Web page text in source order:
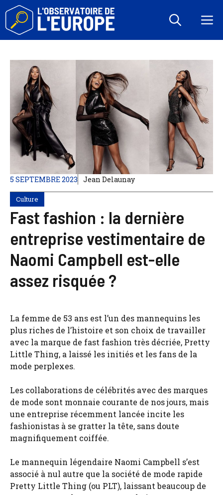
Aller
contenu
5 SEPTEMBRE 2023 Jean Delaunay
Culture
Fast fashion : la dernière
entreprise vestimentaire de
Naomi Campbell est-elle
assez risquée ?
La femme de 53 ans est l’un des mannequins les
plus riches de l’histoire et son choix de travailler
avec la marque de fast fashion très décriée, Pretty
Little Thing, a laissé les initiés et les fans de la
mode perplexes.
Les collaborations de célébrités avec des marques
de mode sont monnaie courante de nos jours, mais
une entreprise récemment lancée incite les
fashionistas à se gratter la tête, sans doute
magnifiquement coiffée.
Le mannequin légendaire Naomi Campbell s’est
associé à nul autre que la société de mode rapide
Pretty Little Thing (ou PLT), laissant beaucoup de